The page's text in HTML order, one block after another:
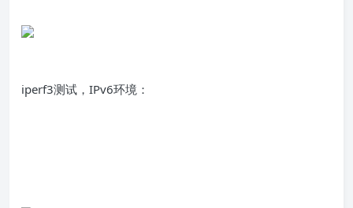
iperf3测试，IPv6环境：